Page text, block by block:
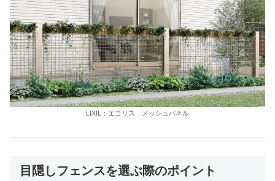
LIXIL：エコリス メッシュパネル
目隠しフェンスを選ぶ際のポイント